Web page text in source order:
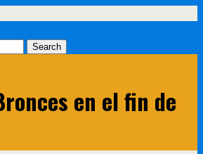
en el fin de